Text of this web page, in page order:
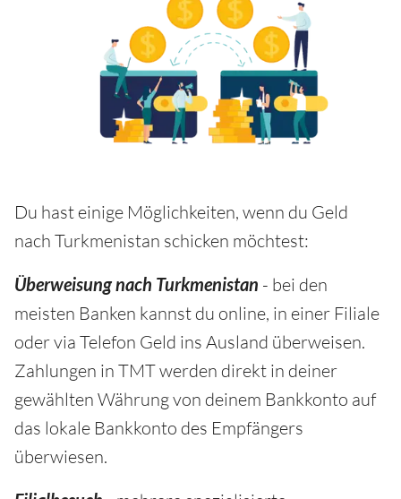
Du hast einige Möglichkeiten, wenn du Geld
nach Turkmenistan schicken möchtest:
Überweisung nach Turkmenistan - bei den
meisten Banken kannst du online, in einer Filiale
oder via Telefon Geld ins Ausland überweisen.
Zahlungen in TMT werden direkt in deiner
gewählten Währung von deinem Bankkonto auf
das lokale Bankkonto des Empfängers
überwiesen.